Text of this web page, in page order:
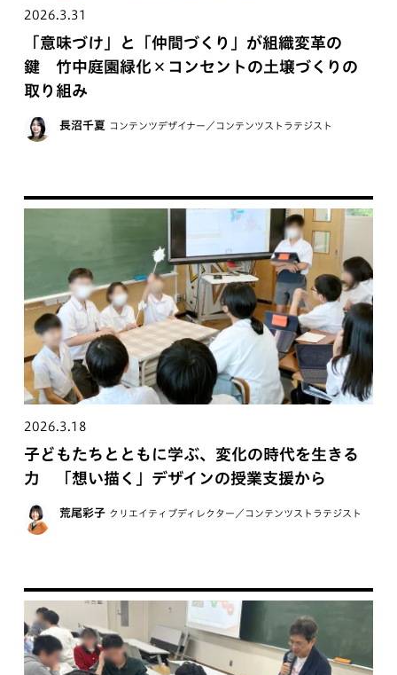
2026.3.31
「意味づけ」と「仲間づくり」が組織変革の
鍵 竹中庭園緑化×コンセントの土壌づくりの
取り組み
長沼千夏 コンテンツデザイナー／コンテンツストラテジスト
2026.3.18
子どもたちとともに学ぶ、変化の時代を生きる
力 「想い描く」デザインの授業支援から
荒尾彩子 クリエイティブディレクター／コンテンツストラテジスト